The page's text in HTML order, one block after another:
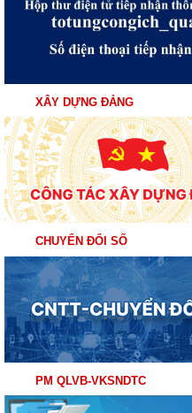
XÂY DỰNG ĐẢNG
CHUYỂN ĐỔI SỐ
PM QLVB-VKSNDTC